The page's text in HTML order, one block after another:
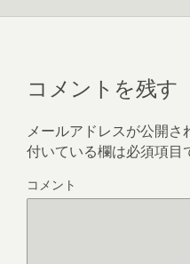
コメントを残す
メールアドレスが公開さ
付いている欄は必須項目
コメント